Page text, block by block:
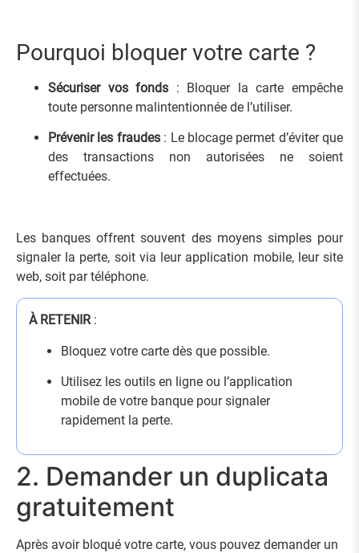
Pourquoi bloquer votre carte ?
Sécuriser vos fonds : Bloquer la carte empêche
toute personne malintentionnée de l’utiliser.
Prévenir les fraudes: Le blocage permet d’éviter que
des transactions non autorisées ne soient
effectuées.
Les banques offrent souvent des moyens simples pour
signaler la perte, soit via leur application mobile, leur site
web, soit par téléphone.
À RETENIR:
Bloquez votre carte dès que possible.
Utilisez les outils en ligne ou l’application
mobile de votre banque pour signaler
rapidement la perte.
2. Demander un duplicata
gratuitement
Après avoir bloqué votre carte, vous pouvez demander un